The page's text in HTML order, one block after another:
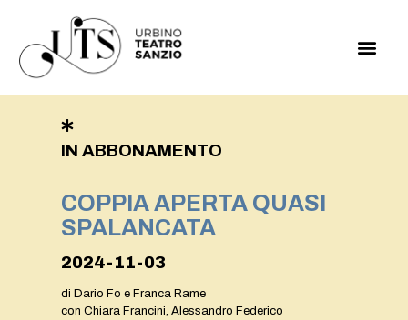
IN ABBONAMENTO
COPPIA APERTA QUASI
SPALANCATA
2024-11-03
di Dario Fo e Franca Rame
con Chiara Francini, Alessandro Federico